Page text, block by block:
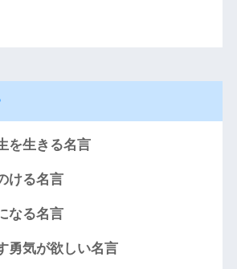
生きる名言
ける名言
なる名言
気が欲しい名言